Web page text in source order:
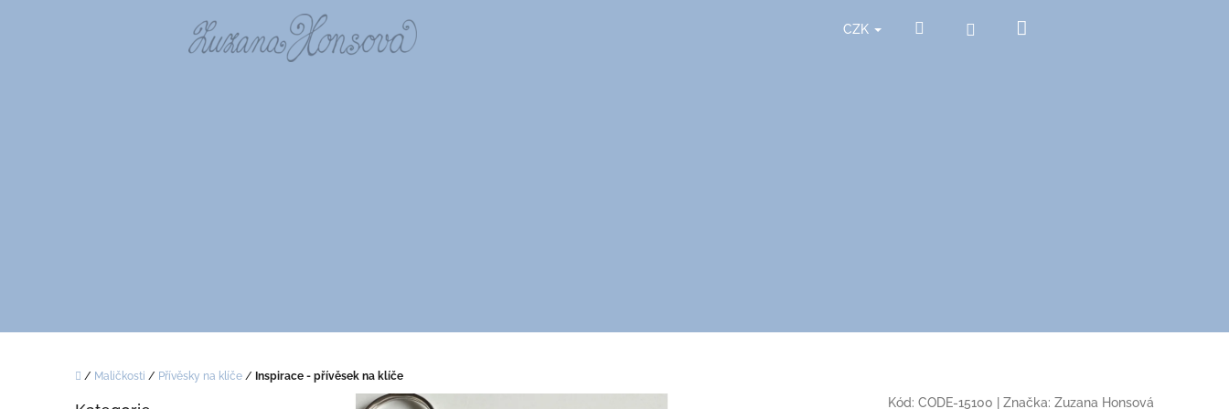
CZK Hledat Přihlášení
Domů
/ Maličkosti / Přívěsky na klíče / Inspirace - přívěsek na klíče
Kód: CODE-15100 Značka: Zuzana Honsová